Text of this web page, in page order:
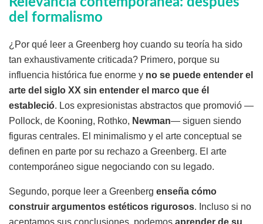
del formalismo
¿Por qué leer a Greenberg hoy cuando su teoría ha sido
tan exhaustivamente criticada? Primero, porque su
influencia histórica fue enorme y no se puede entender el
arte del siglo XX sin entender el marco que él
estableció. Los expresionistas abstractos que promovió —
Pollock, de Kooning, Rothko, Newman— siguen siendo
figuras centrales. El minimalismo y el arte conceptual se
definen en parte por su rechazo a Greenberg. El arte
contemporáneo sigue negociando con su legado.
Segundo, porque leer a Greenberg enseña cómo
construir argumentos estéticos rigurosos. Incluso si no
aceptamos sus conclusiones, podemos aprender de su